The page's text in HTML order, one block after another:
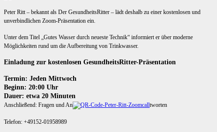
Peter Ritt – bekannt als Der GesundheitsRitter – lädt deshalb zu einer kostenlosen und
unverbindlichen Zoom-Präsentation ein.
Unter dem Titel „Gutes Wasser durch neueste Technik“ informiert er über moderne
Möglichkeiten rund um die Aufbereitung von Trinkwasser.
Einladung zur kostenlosen GesundheitsRitter-Präsentation
Termin: Jeden Mittwoch
Beginn: 20:00 Uhr
Dauer: etwa 20 Minuten
Anschließend: Fragen und An tworten
Telefon: +49152-01958989